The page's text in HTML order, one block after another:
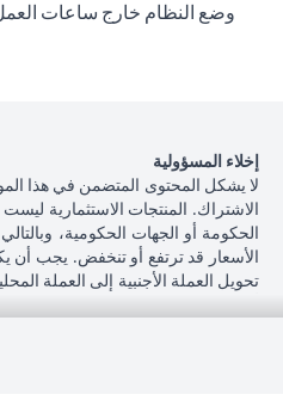
وضع النظام خارج ساعات
إخلاء المسؤولية
لا يشكل المحتوى المتضمن في هذا
الاشتراك. المنتجات الاستثمارية
الحكومة أو الجهات الحكومية،
الأسعار قد ترتفع أو تنخفض. يجب أن
تحويل العملة الأجنبية إلى العملة